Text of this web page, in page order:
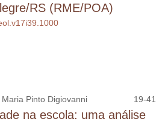
RS (RME/POA)
Pinto Digiovanni 19-41
na escola: uma análise